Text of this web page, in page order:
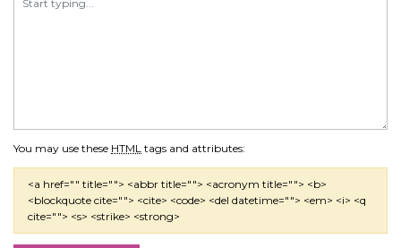
You may use these HTML tags and attributes:
<a href="" title=""> <abbr title=""> <acronym title=""> <b>
<blockquote cite=""> <cite> <code> <del datetime=""> <em> <i> <q
cite=""> <s> <strike> <strong>